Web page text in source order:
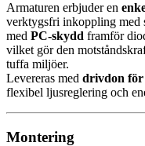
Armaturen erbjuder en
verktygsfri inkoppling med
med PC-skydd framför
vilket gör den
tuffa miljöer.
Levereras med drivdon
flexibel ljusreglering och
Montering